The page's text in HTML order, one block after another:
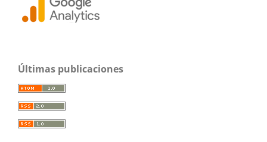
Últimas publicaciones